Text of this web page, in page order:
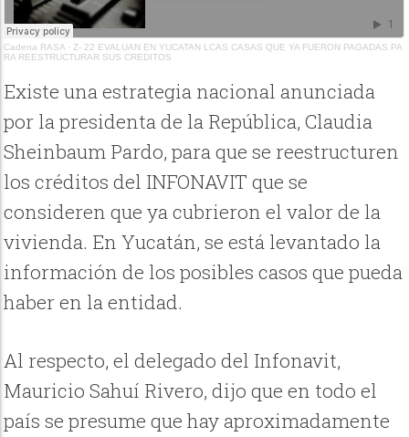
Cadena RASA ·Z- 22 EVALUAN EN YUCATAN LCAS CASAS QUE YA FUERON PAGADAS PA
RA REESTRUCTURAR SUS CREDITOS
Existe una estrategia nacional anunciada
por la presidenta de la República, Claudia
Sheinbaum Pardo, para que se reestructuren
los créditos del INFONAVIT que se
consideren que ya cubrieron el valor de la
vivienda. En Yucatán, se está levantado la
información de los posibles casos que pueda
haber en la entidad.
Al respecto, el delegado del Infonavit,
Mauricio Sahuí Rivero, dijo que en todo el
país se presume que hay aproximadamente